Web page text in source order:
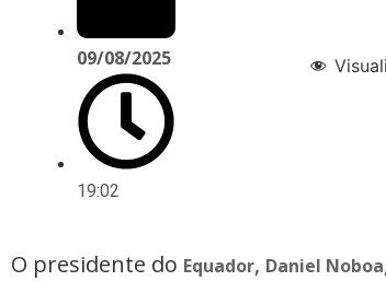
09/08/2025
19:02
O presidente do Equador, Daniel Noboa